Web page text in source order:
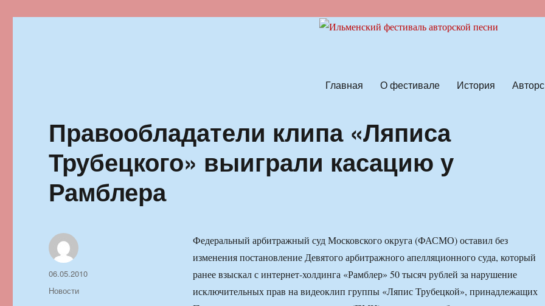
Главная О фестивале История
Правообладатели клипа «Ляписа
Трубецкого» выиграли касацию у
Рамблера
Федеральный арбитражный суд Московского округа (ФАСМО) оставил без
изменения постановление Девятого арбитражного апелляционного суда, который
ранее взыскал с интернет-холдинга «Рамблер» 50 тысяч рублей за нарушение
исключительных прав на видеоклип группы «Ляпис Трубецкой», принадлежащих
Автор
Опубликовано
06.05.2010
Рубрики
Новости